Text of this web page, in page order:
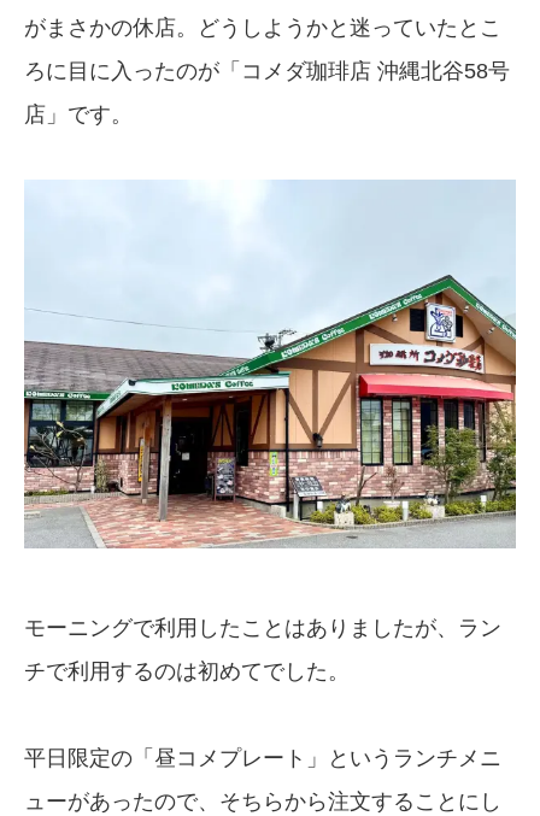
がまさかの休店。どうしようかと迷っていたとこ
ろに目に入ったのが「コメダ珈琲店 沖縄北谷58号
店」です。
モーニングで利用したことはありましたが、ラン
チで利用するのは初めてでした。
平日限定の「昼コメプレート」というランチメニ
ューがあったので、そちらから注文することにし